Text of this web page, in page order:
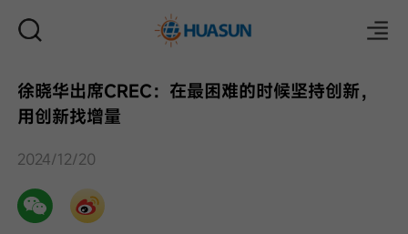
徐晓华出席CREC：在最困难的时候坚持创新，
用创新找增量
2024/12/20